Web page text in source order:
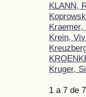
KLANN,
Krein,
Kruger,
1 a 7 de